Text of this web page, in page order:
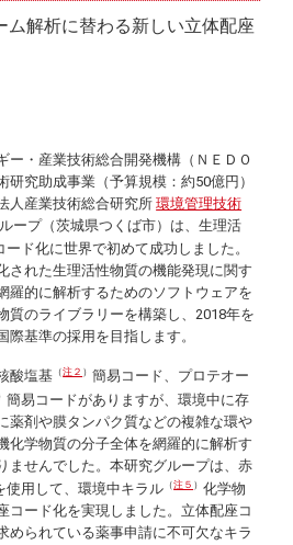
ム解析に替わる新しい立体配座
・産業技術総合開発機構（ＮＥＤＯ
研究助成事業（予算規模：約50億円）
人産業技術総合研究所環境管理技術
ープ（茨城県つくば市）は、生理活
ード化に世界で初めて成功しました。
された生理活性物質の機能発現に関す
羅的に解析するためのソフトウェアを
質のライブラリーを構築し、2018年を
際基準の採用を目指します。
酸塩基 （注２ ）簡易コード、プロテオー
簡易コードがありますが、環境中に存
薬剤や膜タンパク質などの複雑な環や
化学物質の分子全体を網羅的に解析す
ませんでした。本研究グループは、赤
使用して、環境中キラル （注５ ） 化学物
コード化を実現しました。立体配座コ
められている薬事申請に不可欠なキラ